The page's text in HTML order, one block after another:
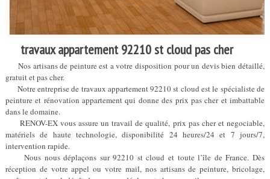
travaux appartement 92210 st cloud pas cher
Nos artisans de peinture est a votre disposition pour un devis bien détaillé,
gratuit et pas cher.
Notre entreprise de travaux appartement 92210 st cloud est le spécialiste de
peinture et rénovation appartement qui donne des prix pas cher et imbattable
dans le domaine.
RENOV-EX vous assure un travail de qualité, prix pas cher et negociable,
matériels de haute technologie, disponibilité 24 heures/24 et 7 jours/7,
intervention rapide.
Nous nous déplaçons sur 92210 st cloud et toute l’île de France. Dès
réception de votre appel ou votre mail, nos artisans de peinture, bricolage,